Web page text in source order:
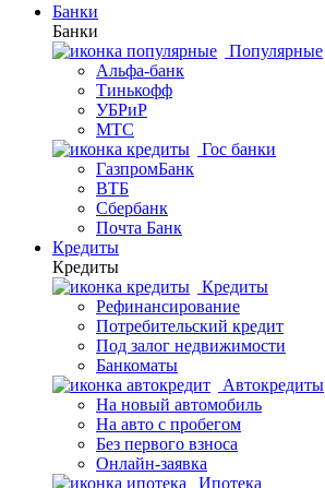
Банки
Банки
Популярные
Альфа-банк
Тинькофф
УБРиР
МТС
Гос банки
ГазпромБанк
ВТБ
Сбербанк
Почта Банк
Кредиты
Кредиты
Кредиты
Рефинансирование
Потребительский кредит
Под залог недвижимости
Банкоматы
Автокредиты
На новый автомобиль
На авто с пробегом
Без первого взноса
Онлайн-заявка
Ипотека